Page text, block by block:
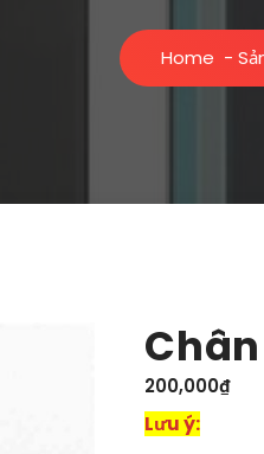
Home -
200,000₫
Lưu ý: